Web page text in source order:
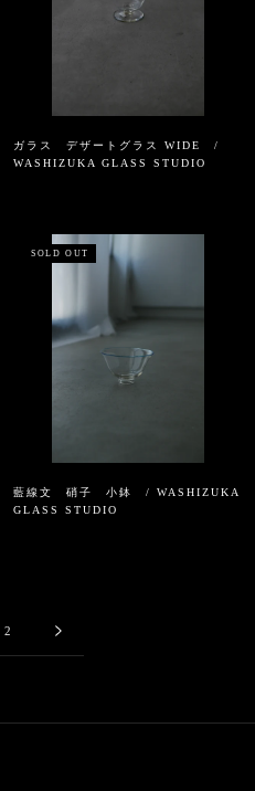
ガラス デザートグラス WIDE /
WASHIZUKA GLASS STUDIO
SOLD OUT
藍線文 硝子 小鉢 / WASHIZUKA
GLASS STUDIO
2